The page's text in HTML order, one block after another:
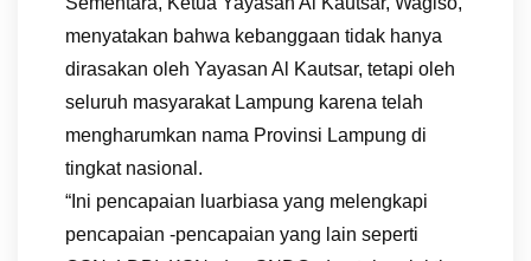
menyatakan bahwa kebanggaan tidak hanya
dirasakan oleh Yayasan Al Kautsar, tetapi oleh
seluruh masyarakat Lampung karena telah
mengharumkan nama Provinsi Lampung di
tingkat nasional.
“Ini pencapaian luarbiasa yang melengkapi
pencapaian -pencapaian yang lain seperti